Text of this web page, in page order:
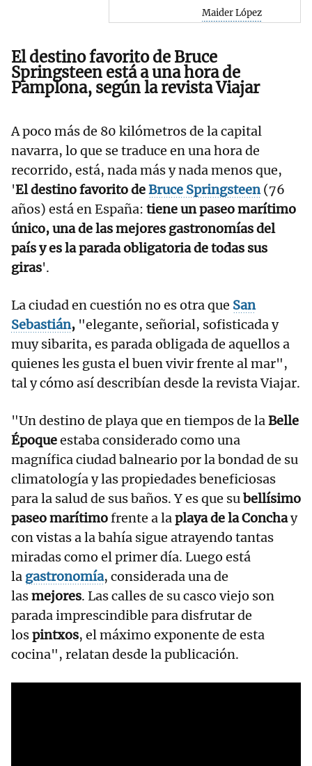
Maider López
El destino favorito de Bruce
Springsteen está a una hora de
Pamplona, según la revista Viajar
A poco más de 80 kilómetros de la capital
navarra, lo que se traduce en una hora de
recorrido, está, nada más y nada menos que,
'El destino favorito deBruce Springsteen (76
años) está en España: tiene un paseo marítimo
único, una de las mejores gastronomías del
país y es la parada obligatoria de todas sus
giras'.
La ciudad en cuestión no es otra que San
Sebastián, "elegante, señorial, sofisticada y
muy sibarita, es parada obligada de aquellos a
quienes les gusta el buen vivir frente al mar",
tal y cómo así describían desde la revista Viajar.
"Un destino de playa que en tiempos de laBelle
Époqueestaba considerado como una
magnífica ciudad balneario por la bondad de su
climatología y las propiedades beneficiosas
para la salud de sus baños. Y es que subellísimo
paseo marítimofrente a laplaya de la Conchay
con vistas a la bahía sigue atrayendo tantas
miradas como el primer día. Luego está
la gastronomía, considerada una de
lasmejores. Las calles de su casco viejo son
parada imprescindible para disfrutar de
lospintxos, el máximo exponente de esta
cocina", relatan desde la publicación.